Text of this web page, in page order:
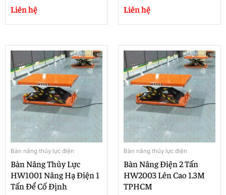
Liên hệ
Liên hệ
Bàn nâng thủy lực điện
Bàn Nâng Thủy Lực
HW1001 Nâng Hạ Điện 1
Tấn Để Cố Định
Bàn nâng thủy lực điện
Bàn Nâng Điện 2 Tấn
HW2003 Lên Cao 1.3M
TPHCM